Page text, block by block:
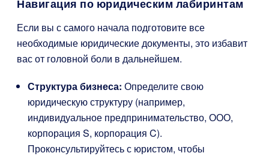
Навигация по юридическим лабиринтам
Если вы с самого начала подготовите все
необходимые юридические документы, это избавит
вас от головной боли в дальнейшем.
Структура бизнеса: Определите свою
юридическую структуру (например,
индивидуальное предпринимательство, ООО,
корпорация S, корпорация C).
Проконсультируйтесь с юристом, чтобы